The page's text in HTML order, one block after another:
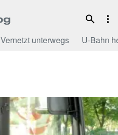
Vernetzt unterwegs U-Bahn